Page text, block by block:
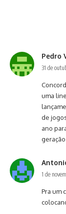
Pedro
31 de
uma
de
ano
geração
1 de
Pra um